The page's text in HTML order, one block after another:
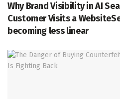
Why Brand Visibility in AI
Customer Visits a
becoming less linear